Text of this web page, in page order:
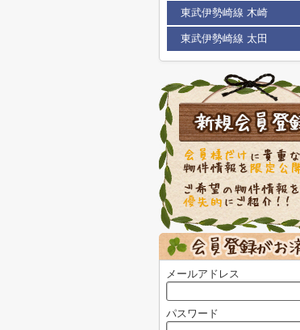
東武伊勢崎線 木崎
東武伊勢崎線 太田
メールアドレス
パスワード